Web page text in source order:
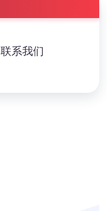
联系我们